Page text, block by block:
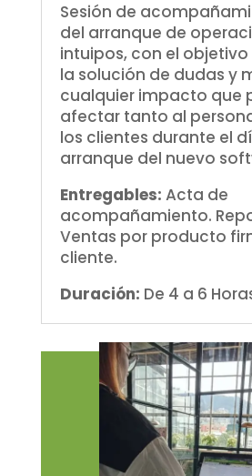
Sesión de
del arranque de
intuipos, con el
la solución de dudas y
cualquier impacto que
afectar tanto al
los clientes durante el
arranque del nuevo
Entregables: Acta de
acompañamiento.
Ventas por producto
cliente.
Duración: De 4 a 6